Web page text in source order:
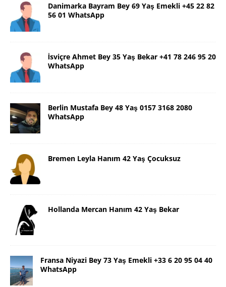
Danimarka Bayram Bey 69 Yaş Emekli +45 22 82
56 01 WhatsApp
İsviçre Ahmet Bey 35 Yaş Bekar +41 78 246 95 20
WhatsApp
Berlin Mustafa Bey 48 Yaş 0157 3168 2080
WhatsApp
Bremen Leyla Hanım 42 Yaş Çocuksuz
Hollanda Mercan Hanım 42 Yaş Bekar
Fransa Niyazi Bey 73 Yaş Emekli +33 6 20 95 04 40
WhatsApp